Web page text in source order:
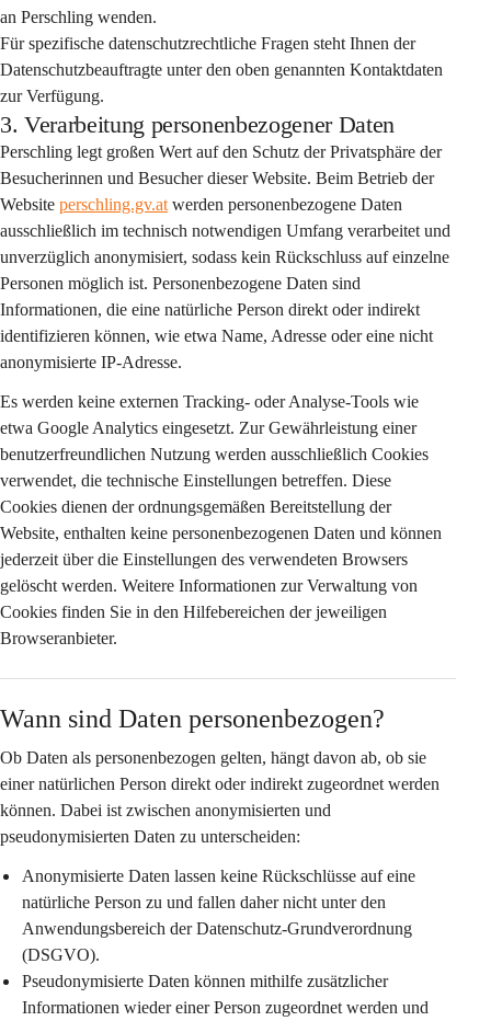
an Perschling wenden.
Für spezifische datenschutzrechtliche Fragen steht Ihnen der
Datenschutzbeauftragte unter den oben genannten Kontaktdaten
zur Verfügung.
3. Verarbeitung personenbezogener Daten
Perschling legt großen Wert auf den Schutz der Privatsphäre der
Besucherinnen und Besucher dieser Website. Beim Betrieb der
Website perschling.gv.at werden personenbezogene Daten
ausschließlich im technisch notwendigen Umfang verarbeitet und
unverzüglich anonymisiert, sodass kein Rückschluss auf einzelne
Personen möglich ist. Personenbezogene Daten sind
Informationen, die eine natürliche Person direkt oder indirekt
identifizieren können, wie etwa Name, Adresse oder eine nicht
anonymisierte IP-Adresse.
Es werden keine externen Tracking- oder Analyse-Tools wie
etwa Google Analytics eingesetzt. Zur Gewährleistung einer
benutzerfreundlichen Nutzung werden ausschließlich Cookies
verwendet, die technische Einstellungen betreffen. Diese
Cookies dienen der ordnungsgemäßen Bereitstellung der
Website, enthalten keine personenbezogenen Daten und können
jederzeit über die Einstellungen des verwendeten Browsers
gelöscht werden. Weitere Informationen zur Verwaltung von
Cookies finden Sie in den Hilfebereichen der jeweiligen
Browseranbieter.
Wann sind Daten personenbezogen?
Ob Daten als personenbezogen gelten, hängt davon ab, ob sie
einer natürlichen Person direkt oder indirekt zugeordnet werden
können. Dabei ist zwischen anonymisierten und
pseudonymisierten Daten zu unterscheiden:
Anonymisierte Daten lassen keine Rückschlüsse auf eine
natürliche Person zu und fallen daher nicht unter den
Anwendungsbereich der Datenschutz-Grundverordnung
(DSGVO).
Pseudonymisierte Daten können mithilfe zusätzlicher
Informationen wieder einer Person zugeordnet werden und